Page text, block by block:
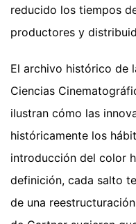
reducido los tiempos
productores y
El archivo histórico de
Ciencias
ilustran cómo las
históricamente los
introducción del color
definición, cada salto
de una